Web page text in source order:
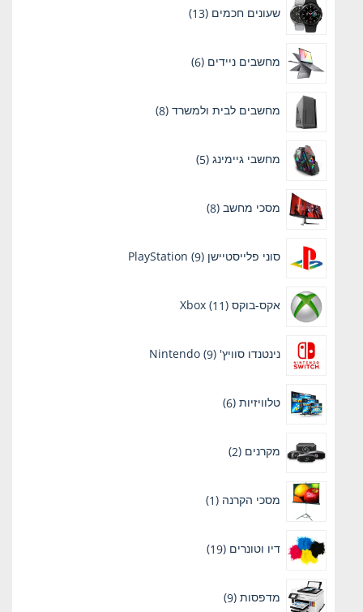
שעונים חכמים 13מוצרים
מחשבים ניידים 6מוצרים
מחשבים לבית ולמשרד 8מוצרים
מחשבי גיימינג 5מוצרים
מסכי מחשב 8מוצרים
סוני פלייסטיישן PlayStation 9
מוצרים
אקס-בוקס Xbox 11
מוצרים
נינטנדו סוויץ' Nintendo 9
מוצרים
טלוויזיות 6מוצרים
מקרנים 2מוצרים
מסכי הקרנה 1
1
דיו וטונרים 19מוצרים
מדפסות 9מוצרים